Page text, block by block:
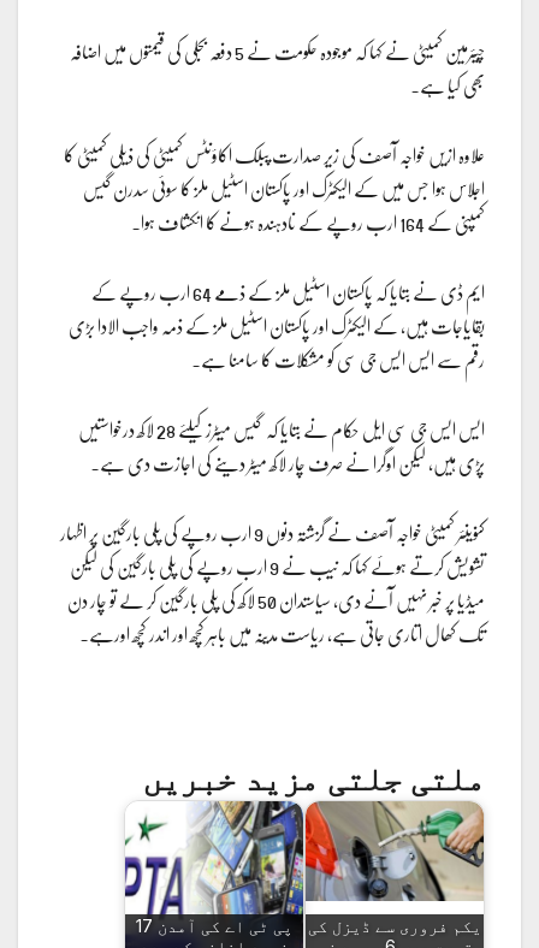
چیئرمین کمیٹی نے کہا کہ موجودہ حکومت نے 5 دفعہ بجلی کی قیمتوں میں اضافہ
بھی کیا ہے۔
علاوہ ازیں خواجہ آصف کی زیر صدارت پبلک اکاؤنٹس کمیٹی کی ذیلی کمیٹی کا
اجلاس ہوا جس میں کے الیکٹرک اور پاکستان اسٹیل ملز کا سوئی سدرن گیس
کمپنی کے 164 ارب روپے کے ‏نادہندہ ہونے کا انکشاف ہوا۔
ایم ڈی‎ نے بتایا کہ پاکستان اسٹیل ملز کے ذمے 64 ارب روپے کے
بقایاجات ہیں، کے الیکٹرک اور پاکستان اسٹیل ملز کے ذمہ واجب الادا بڑی
رقم سے ایس ایس جی سی کو مشکلات ‏کا سامنا ہے۔
ایس ایس جی سی ایل حکام نے بتایا کہ ‎ گیس میٹرز کیلئے 28 لاکھ درخواستیں
پڑی ہیں، لیکن اوگرا نے صرف چار لاکھ میٹر دینے کی اجازت دی ہے۔
کنوینئر کمیٹی خواجہ آصف نے گزشتہ دنوں 9 ارب روپے کی پلی بارگین پر اظہار
‏تشویش کرتے ہوئے کہا کہ نیب نے 9 ارب روپے کی پلی بارگین کی لیکن
میڈیا پر خبر نہیں آنے دی، سیاستدان 50 لاکھ کی پلی بارگین کر لے تو چار دن
تک کھال اتاری جاتی ہے، ریاست مدینہ میں باہر کچھ اور اندر کچھ اورہے۔
ملتی جلتی مزید خبریں
یکم فروری سے ڈیزل کی
پی ٹی اے کی آمدن 17